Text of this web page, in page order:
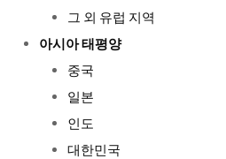
그 외 유럽 지역
아시아 태평양
중국
일본
인도
대한민국